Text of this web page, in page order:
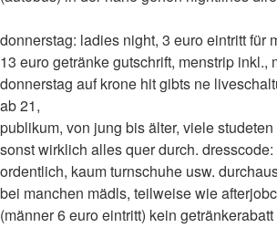
donnerstag: ladies night, 3 euro eintritt für
13 euro getränke gutschrift, menstrip inkl.,
donnerstag auf krone hit gibts ne
ab 21,
publikum, von jung bis älter, viele
sonst wirklich alles quer durch.
ordentlich, kaum turnschuhe usw.
bei manchen mädls, teilweise wie
(männer 6 euro eintritt) kein getränkerabatt